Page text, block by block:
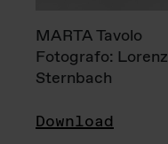
MARTA Tavolo
Fotografo: Lorenz
Sternbach
Download